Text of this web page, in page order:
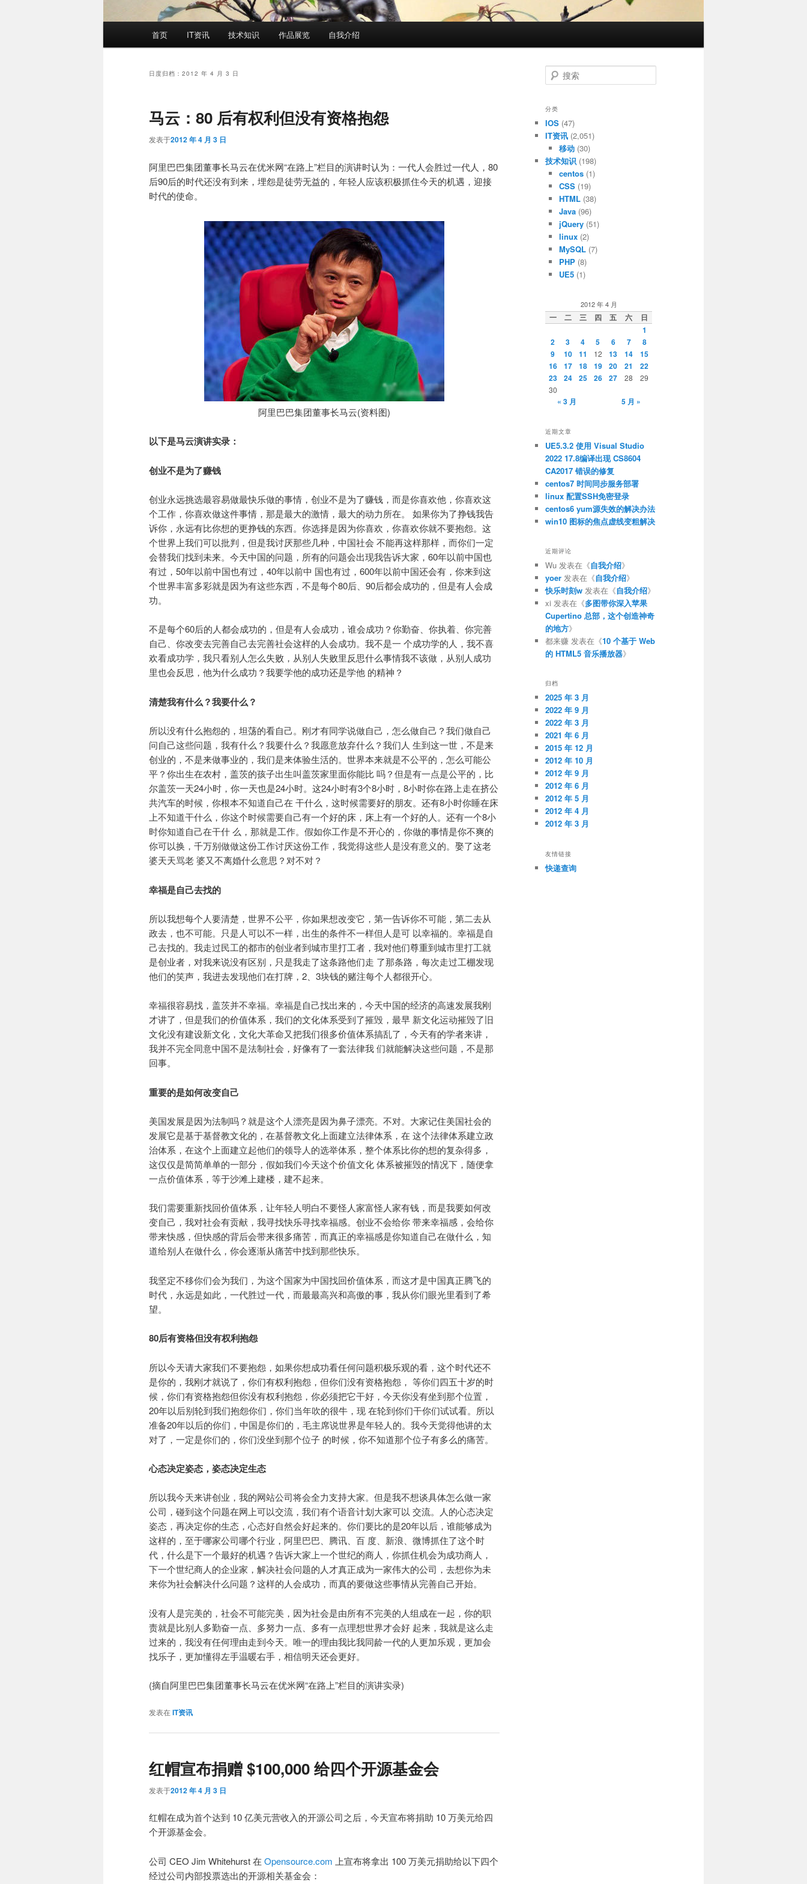
首页 IT资讯 技术知识 作品展览 自我介绍
日度归档： 2012 年 4 月 3 日
马云：80 后有权利但没有资格抱怨
发表于2012 年 4 月 3 日
阿里巴巴集团董事长马云在优米网“在路上”栏目的演讲时认为：一代人会胜过一代人，80
后90后的时代还没有到来，埋怨是徒劳无益的，年轻人应该积极抓住今天的机遇，迎接
时代的使命。
阿里巴巴集团董事长马云(资料图)
以下是马云演讲实录：
创业不是为了赚钱
创业永远挑选最容易做最快乐做的事情，创业不是为了赚钱，而是你喜欢他，你喜欢这
个工作，你喜欢做这件事情，那是最大的激情，最大的动力所在。 如果你为了挣钱我告
诉你，永远有比你想的更挣钱的东西。你选择是因为你喜欢，你喜欢你就不要抱怨。这
个世界上我们可以批判，但是我讨厌那些几种，中国社会 不能再这样那样，而你们一定
会替我们找到未来。今天中国的问题，所有的问题会出现我告诉大家，60年以前中国也
有过，50年以前中国也有过，40年以前中 国也有过，600年以前中国还会有，你来到这
个世界丰富多彩就是因为有这些东西，不是每个80后、90后都会成功的，但是有人会成
功。
不是每个60后的人都会成功的，但是有人会成功，谁会成功？你勤奋、你执着、你完善
自己、你改变去完善自己去完善社会这样的人会成功。我不是一 个成功学的人，我不喜
欢看成功学，我只看别人怎么失败，从别人失败里反思什么事情我不该做，从别人成功
里也会反思，他为什么成功？我要学他的成功还是学他 的精神？
清楚我有什么？我要什么？
所以没有什么抱怨的，坦荡的看自己。刚才有同学说做自己，怎么做自己？我们做自己
问自己这些问题，我有什么？我要什么？我愿意放弃什么？我们人 生到这一世，不是来
创业的，不是来做事业的，我们是来体验生活的。世界本来就是不公平的，怎么可能公
平？你出生在农村，盖茨的孩子出生叫盖茨家里面你能比 吗？但是有一点是公平的，比
尔盖茨一天24小时，你一天也是24小时。这24小时有3个8小时，8小时你在路上走在挤公
共汽车的时候，你根本不知道自己在 干什么，这时候需要好的朋友。还有8小时你睡在床
上不知道干什么，你这个时候需要自己有一个好的床，床上有一个好的人。还有一个8小
时你知道自己在干什 么，那就是工作。假如你工作是不开心的，你做的事情是你不爽的
你可以换，千万别做做这份工作讨厌这份工作，我觉得这些人是没有意义的。娶了这老
婆天天骂老 婆又不离婚什么意思？对不对？
幸福是自己去找的
所以我想每个人要清楚，世界不公平，你如果想改变它，第一告诉你不可能，第二去从
政去，也不可能。只是人可以不一样，出生的条件不一样但人是可 以幸福的。幸福是自
己去找的。我走过民工的都市的创业者到城市里打工者，我对他们尊重到城市里打工就
是创业者，对我来说没有区别，只是我走了这条路他们走 了那条路，每次走过工棚发现
他们的笑声，我进去发现他们在打牌，2、3块钱的赌注每个人都很开心。
幸福很容易找，盖茨并不幸福。幸福是自己找出来的，今天中国的经济的高速发展我刚
才讲了，但是我们的价值体系，我们的文化体系受到了摧毁，最早 新文化运动摧毁了旧
文化没有建设新文化，文化大革命又把我们很多价值体系搞乱了，今天有的学者来讲，
我并不完全同意中国不是法制社会，好像有了一套法律我 们就能解决这些问题，不是那
回事。
重要的是如何改变自己
美国发展是因为法制吗？就是这个人漂亮是因为鼻子漂亮。不对。大家记住美国社会的
发展它是基于基督教文化的，在基督教文化上面建立法律体系，在 这个法律体系建立政
治体系，在这个上面建立起他们的领导人的选举体系，整个体系比你的想的复杂得多，
这仅仅是简简单单的一部分，假如我们今天这个价值文化 体系被摧毁的情况下，随便拿
一点价值体系，等于沙滩上建楼，建不起来。
我们需要重新找回价值体系，让年轻人明白不要怪人家富怪人家有钱，而是我要如何改
变自己，我对社会有贡献，我寻找快乐寻找幸福感。创业不会给你 带来幸福感，会给你
带来快感，但快感的背后会带来很多痛苦，而真正的幸福感是你知道自己在做什么，知
道给别人在做什么，你会逐渐从痛苦中找到那些快乐。
我坚定不移你们会为我们，为这个国家为中国找回价值体系，而这才是中国真正腾飞的
时代，永远是如此，一代胜过一代，而最最高兴和高傲的事，我从你们眼光里看到了希
望。
80后有资格但没有权利抱怨
所以今天请大家我们不要抱怨，如果你想成功看任何问题积极乐观的看，这个时代还不
是你的，我刚才就说了，你们有权利抱怨，但你们没有资格抱怨， 等你们四五十岁的时
候，你们有资格抱怨但你没有权利抱怨，你必须把它干好，今天你没有坐到那个位置，
20年以后别轮到我们抱怨你们，你们当年吹的很牛，现 在轮到你们干你们试试看。所以
准备20年以后的你们，中国是你们的，毛主席说世界是年轻人的。我今天觉得他讲的太
对了，一定是你们的，你们没坐到那个位子 的时候，你不知道那个位子有多么的痛苦。
心态决定姿态，姿态决定生态
所以我今天来讲创业，我的网站公司将会全力支持大家。但是我不想谈具体怎么做一家
公司，碰到这个问题在网上可以交流，我们有个语音计划大家可以 交流。人的心态决定
姿态，再决定你的生态，心态好自然会好起来的。你们要比的是20年以后，谁能够成为
这样的，至于哪家公司哪个行业，阿里巴巴、腾讯、百 度、新浪、微博抓住了这个时
代，什么是下一个最好的机遇？告诉大家上一个世纪的商人，你抓住机会为成功商人，
下一个世纪商人的企业家，解决社会问题的人才真正成为一家伟大的公司，去想你为未
来你为社会解决什么问题？这样的人会成功，而真的要做这些事情从完善自己开始。
没有人是完美的，社会不可能完美，因为社会是由所有不完美的人组成在一起，你的职
责就是比别人多勤奋一点、多努力一点、多有一点理想世界才会好 起来，我就是这么走
过来的，我没有任何理由走到今天。唯一的理由我比我同龄一代的人更加乐观，更加会
找乐子，更加懂得左手温暖右手，相信明天还会更好。
(摘自阿里巴巴集团董事长马云在优米网“在路上”栏目的演讲实录)
发表在IT资讯
红帽宣布捐赠 $100,000 给四个开源基金会
发表于2012 年 4 月 3 日
红帽在成为首个达到 10 亿美元营收入的开源公司之后，今天宣布将捐助 10 万美元给四
个开源基金会。
公司 CEO Jim Whitehurst 在 Opensource.com 上宣布将拿出 100 万美元捐助给以下四个
经过公司内部投票选出的开源相关基金会：
搜
索
分类
IOS (47)
IT资讯 (2,051)
移动(30)
技术知识 (198)
centos(1)
CSS(19)
HTML(38)
Java(96)
jQuery(51)
linux(2)
MySQL(7)
PHP(8)
UE5(1)
2012 年 4 月
一 二 三 四 五 六
日
1
2
3 4 5 6 7
8
9
10 11 12 13 14
15
16
17 18 19 20 21
22
23
24 25 26 27 28
29
30
« 3 月 5 月 »
近期文章
UE5.3.2 使用 Visual Studio
2022 17.8编译出现 CS8604
CA2017 错误的修复
centos7 时间同步服务部署
linux 配置SSH免密登录
centos6 yum源失效的解决办法
win10 图标的焦点虚线变粗解决
近期评论
Wu 发表在《自我介绍》
yoer 发表在《自我介绍》
快乐时刻w 发表在《自我介绍》
xi 发表在《多图带你深入苹果
Cupertino 总部，这个创造神奇
的地方》
都来赚 发表在《10 个基于 Web
的 HTML5 音乐播放器》
归档
2025 年 3 月
2022 年 9 月
2022 年 3 月
2021 年 6 月
2015 年 12 月
2012 年 10 月
2012 年 9 月
2012 年 6 月
2012 年 5 月
2012 年 4 月
2012 年 3 月
友情链接
快递查询